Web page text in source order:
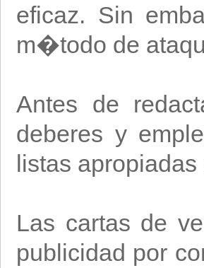
eficaz. Sin
m�todo de
Antes de
deberes y
listas
Las cartas de
publicidad por